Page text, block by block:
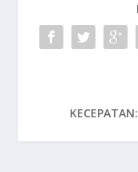
KECEPATAN: